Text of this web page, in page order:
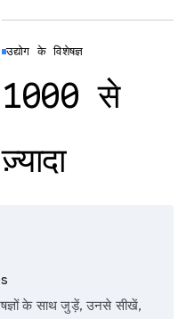
उद्योग के विशेषज्ञ
1000 से
ज़्यादा
के साथ जुड़ें, उनसे सीखें,